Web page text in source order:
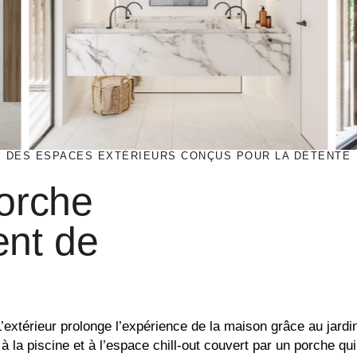
DES ESPACES EXTÉRIEURS CONÇUS POUR LA DÉTENTE
de
prolonge l’expérience de la maison grâce au
à la piscine et à l’espace chill-out couvert par un porche qui